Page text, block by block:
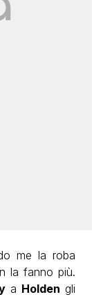
me la roba
la fanno più.
a Holden gli